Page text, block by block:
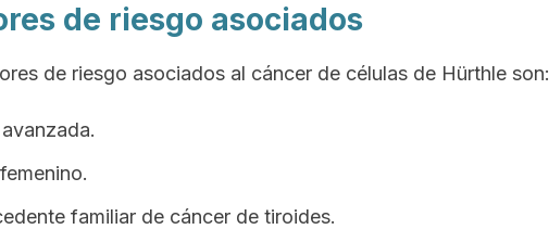
de riesgo asociados
de riesgo asociados al cáncer de células de Hürthle son:
familiar de cáncer de tiroides.